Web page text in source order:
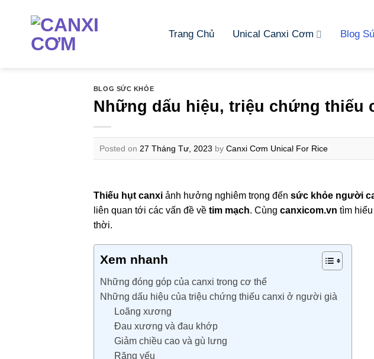
Trang Chủ Unical Canxi Cơm Blog
BLOG SỨC KHỎE
Những dấu hiệu, triệu chứng thiếu
Posted on 27 Tháng Tư, 2023 by Canxi Cơm Unical For Rice
Thiếu hụt canxiảnh hưởng nghiêm trọng đến sức khỏe người
liên quan tới các vấn đề về tim mạch. Cùng canxicom.vn tìm
thời.
Xem nhanh
Những đóng góp của canxi trong cơ thể
Những dấu hiệu của triệu chứng thiếu canxi ở người già
Loãng xương
Đau xương và đau khớp
Giảm chiều cao và gù lưng
Răng yếu